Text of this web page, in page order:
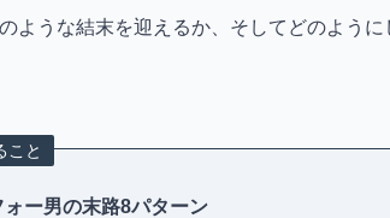
ような結末を迎えるか、そしてどのよう
こと
ー男の末路8パターン